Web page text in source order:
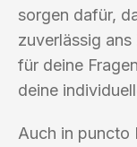
sorgen dafür,
zuverlässig
für deine
deine
Auch in puncto